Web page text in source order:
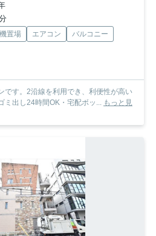
置場 エアコン
バルコニー
です。2沿線を利用でき、利便性が高い
ミ出し24時間OK・宅配ボッ... もっと見